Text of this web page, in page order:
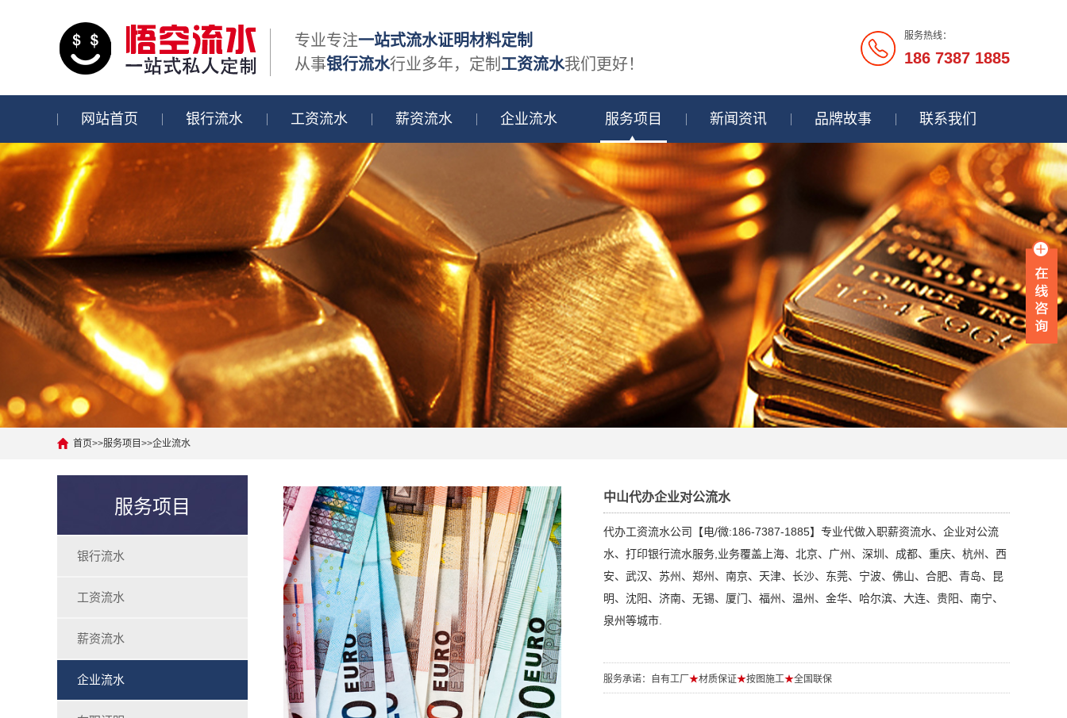
服务热线：
186 7387 1885
专业专注一站式流水证明材料定制
从事银行流水行业多年，定制 工资流水我们更好！
网站首页 银行流水 工资流水 薪资流水 企业流水 服务项目 新闻资讯 品牌故事 联系我们
首页>>服务项目 >>企业流水
服务项目
银行流水
工资流水
薪资流水
企业流水
中山代办企业对公流水
代办工资流水公司【电/微:186-7387-1885】专业代做入职薪资流水、企业对公流
水、打印银行流水服务,业务覆盖上海、北京、广州、深圳、成都、重庆、杭州、西
安、武汉、苏州、郑州、南京、天津、长沙、东莞、宁波、佛山、合肥、青岛、昆
明、沈阳、济南、无锡、厦门、福州、温州、金华、哈尔滨、大连、贵阳、南宁、
泉州等城市.
服务承诺：自有工厂 ★材质保证★按图施工★全国联保